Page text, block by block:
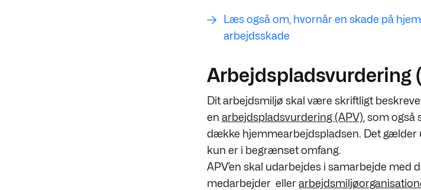
Læs også om, hvornår en skade på
arbejdsskade
Arbejdspladsvurdering
Dit arbejdsmiljø skal være skriftligt
en arbejdspladsvurdering (APV) , som også
dække hjemmearbejdspladsen. Det gælder
kun er i begrænset omfang.
APV’en skal udarbejdes i samarbejde med
medarbejder eller